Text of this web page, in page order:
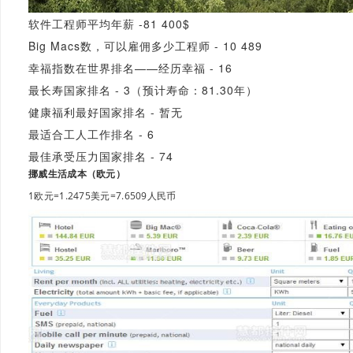
软件工程师平均年薪 -81 400$
Big Macs数，可以雇佣多少工程师 - 10 489
幸福指数在世界排名——经历幸福 - 16
最长寿国家排名 - 3（预计寿命：81.30年）
健康福利最好国家排名 - 暂无
最适合工人工作排名 - 6
最佳承受压力国家排名 - 74
挪威生活成本（欧元）
1欧元=1.2475美元=7.6509人民币